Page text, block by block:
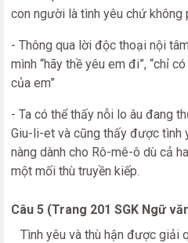
con người là tình yêu chứ không
- Thông qua lời độc thoại nội
mình “hãy thề yêu em đi”, “chỉ
của em”
- Ta có thể thấy nỗi lo âu đang
Giu-li-et và cũng thấy được tình
nàng dành cho Rô-mê-ô dù cả
một mối thù truyền kiếp.
Câu 5 (Trang 201 SGK Ngữ
Tình yêu và thù hận được giải